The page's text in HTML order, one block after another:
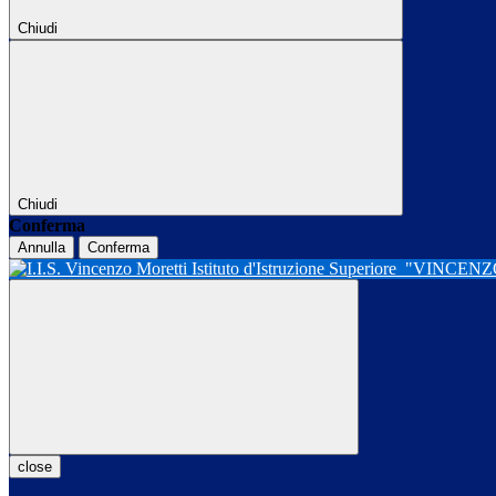
Chiudi
Chiudi
Conferma
Annulla Conferma
Istituto d'Istruzione Superiore
close